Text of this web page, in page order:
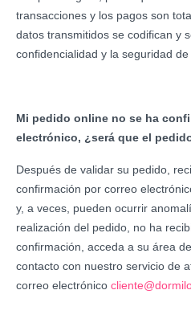
transacciones y los pagos son
datos transmitidos se codifican y
confidencialidad y la seguridad de
Mi pedido online no se ha
electrónico, ¿será que el
Después de validar su pedido,
confirmación por correo
y, a veces, pueden ocurrir
realización del pedido, no ha
confirmación, acceda a su área
contacto con nuestro servicio de
correo electrónico